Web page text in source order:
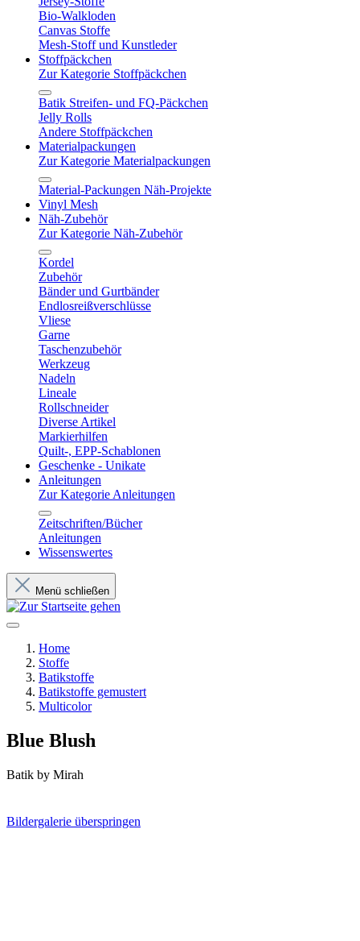
Bio-Walkloden
Canvas Stoffe
Mesh-Stoff und Kunstleder
Stoffpäckchen
Zur Kategorie Stoffpäckchen
Batik Streifen- und FQ-Päckchen
Jelly Rolls
Andere Stoffpäckchen
Materialpackungen
Zur Kategorie Materialpackungen
Material-Packungen Näh-Projekte
Vinyl Mesh
Näh-Zubehör
Zur Kategorie Näh-Zubehör
Kordel
Zubehör
Bänder und Gurtbänder
Endlosreißverschlüsse
Vliese
Garne
Taschenzubehör
Werkzeug
Nadeln
Lineale
Rollschneider
Diverse Artikel
Markierhilfen
Quilt-, EPP-Schablonen
Geschenke - Unikate
Anleitungen
Zur Kategorie Anleitungen
Zeitschriften/Bücher
Anleitungen
Wissenswertes
Menü schließen
Home
Stoffe
Batikstoffe
Batikstoffe gemustert
Multicolor
Blue Blush
Batik by Mirah
Bildergalerie überspringen